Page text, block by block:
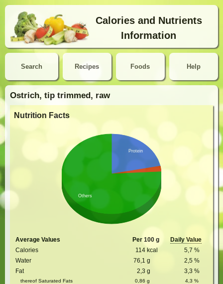
Calories and Nutrients
Information
Search Help
Recipes Foods
Ostrich, tip trimmed, raw
Nutrition Facts
Protein
Others
Average Values Per 100 g
Daily Value
Calories
114 kcal 5,7 %
Water
76,1 g 2,5 %
Fat
2,3 g 3,3 %
thereof Saturated Fats 0,86 g 4,3 %